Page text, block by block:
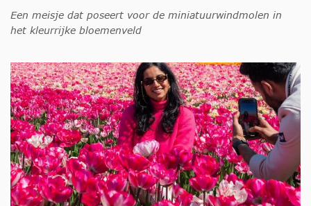
Een meisje dat poseert voor de miniatuurwindmolen in
het kleurrijke bloemenveld